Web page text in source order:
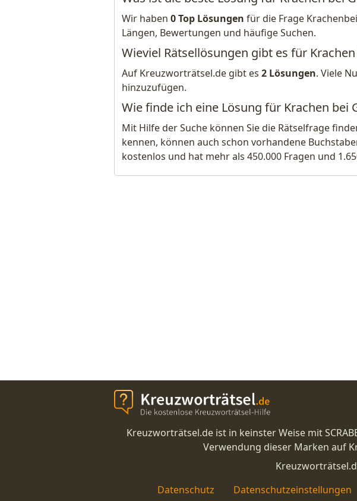
Wir haben 0 Top Lösungen für die Frage
Längen, Bewertungen und häufige Suchen.
Wieviel Rätsellösungen gibt es für
Auf Kreuzworträtsel.de gibt es 2 Lösungen. Viele
hinzuzufügen.
Wie finde ich eine Lösung für Krachen bei
Mit Hilfe der Suche können Sie die Rätselfrage
kennen, können auch schon vorhandene
kostenlos und hat mehr als 450.000 Fragen und
Kreuzworträtsel.de ist in keinster Weise mit
Verwendung dieser Marken auf
Datenschutz
Datenschutzeinstellungen